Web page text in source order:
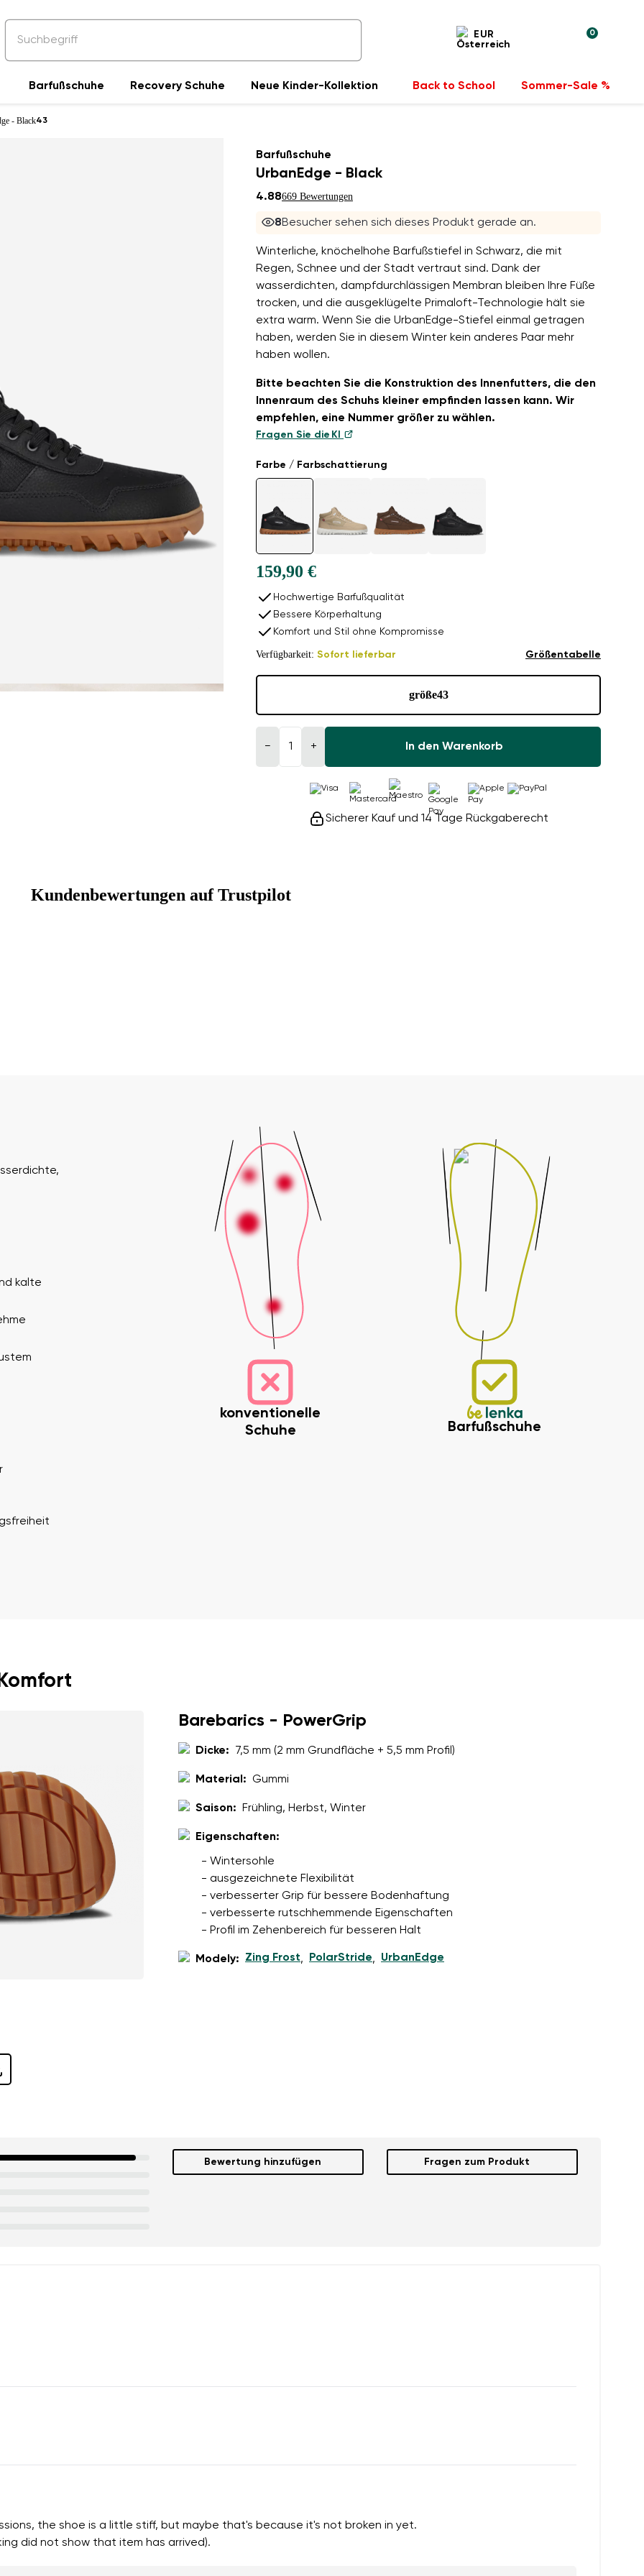
EUR 0
Barfußschuhe Recovery Schuhe Neue Kinder-Kollektion Back to School Sommer-Sale %
- Black43
Barfußschuhe
UrbanEdge - Black
4.88669 Bewertungen
8Besucher sehen sich dieses Produkt gerade an.
Winterliche, knöchelhohe Barfußstiefel in Schwarz, die mit
Regen, Schnee und der Stadt vertraut sind. Dank der
wasserdichten, dampfdurchlässigen Membran bleiben Ihre Füße
trocken, und die ausgeklügelte Primaloft-Technologie hält sie
extra warm. Wenn Sie die UrbanEdge-Stiefel einmal getragen
haben, werden Sie in diesem Winter kein anderes Paar mehr
haben wollen.
Bitte beachten Sie die Konstruktion des Innenfutters, die den
Innenraum des Schuhs kleiner empfinden lassen kann. Wir
empfehlen, eine Nummer größer zu wählen.
Fragen Sie die KI
Farbe / Farbschattierung
159,90 €
Hochwertige Barfußqualität
Bessere Körperhaltung
Komfort und Stil ohne Kompromisse
Verfügbarkeit: Sofort lieferbar Größentabelle
größe43
− + In den Warenkorb
Sicherer Kauf und 14 Tage Rückgaberecht
Kundenbewertungen auf Trustpilot
kalte
konventionelle
Schuhe
Barfußschuhe
Barebarics - PowerGrip
Dicke: 7,5 mm (2 mm Grundfläche + 5,5 mm Profil)
Material: Gummi
Saison: Frühling, Herbst, Winter
Eigenschaften:
- Wintersohle
- ausgezeichnete Flexibilität
- verbesserter Grip für bessere Bodenhaftung
- verbesserte rutschhemmende Eigenschaften
- Profil im Zehenbereich für besseren Halt
Modely: Zing Frost, PolarStride, UrbanEdge
der eingegebenen personenbezogenen Daten im Sinne von
Bewertung hinzufügen Fragen zum Produkt
the shoe is a little stiff, but maybe that's because it's not broken in yet.
did not show that item has arrived).